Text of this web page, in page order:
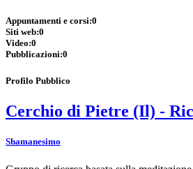
Appuntamenti e corsi:0
Siti web:0
Video:0
Pubblicazioni:0
Profilo Pubblico
Cerchio di Pietre (Il) -
Shamanesimo